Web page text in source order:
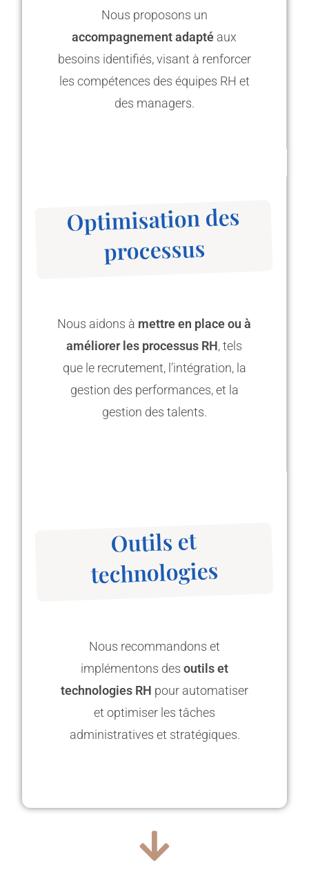
Nous proposons un
accompagnement adapté aux
besoins identifiés, visant à renforcer
les compétences des équipes RH et
des managers.
Optimisation des
processus
Nous aidons à mettre en place ou à
améliorer les processus RH, tels
que le recrutement, l’intégration, la
gestion des performances, et la
gestion des talents.
Outils et
technologies
Nous recommandons et
implémentons des outils et
technologies RH pour automatiser
et optimiser les tâches
administratives et stratégiques.